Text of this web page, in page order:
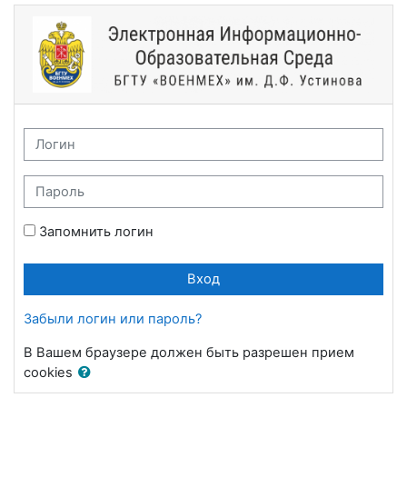
Перейти к основному содержанию
БГТУ "ВОЕНМЕХ" им. Д.Ф. Устинова //
Логин
Пароль
Запомнить логин
Вход
Забыли логин или пароль?
В Вашем браузере должен быть разрешен прием
cookies